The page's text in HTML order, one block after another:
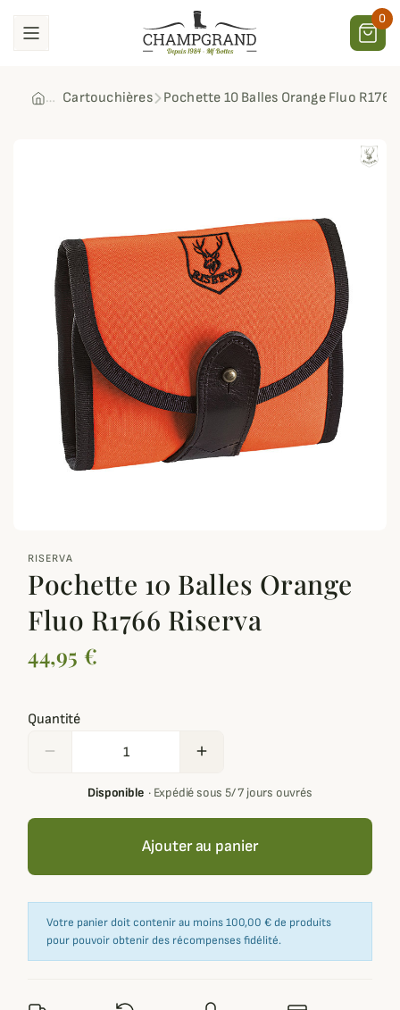
0
Cartouchières Pochette 10 Balles Orange Fluo
RISERVA
Pochette 10 Balles Orange
Fluo R1766 Riserva
44,95 €
Quantité
remove add
Disponible· Expédié sous 5/ 7 jours ouvrés
Ajouter au panier
Votre panier doit contenir au moins 100,00 € de produits
pour pouvoir obtenir des récompenses fidélité.